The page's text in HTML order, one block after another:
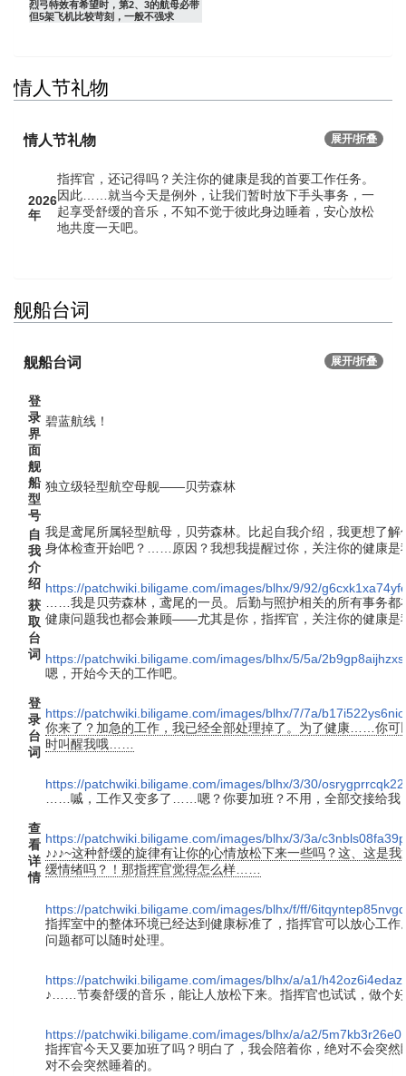
烈弓特效有希望时，第2、3的航母必带
但5架飞机比较苛刻，一般不强求
情人节礼物
情人节礼物 展开/折叠
2026
年
指挥官，还记得吗？关注你的健康是我的首要工作任务。
因此……就当今天是例外，让我们暂时放下手头事务，一
起享受舒缓的音乐，不知不觉于彼此身边睡着，安心放松
地共度一天吧。
舰船台词
舰船台词 展开/折叠
登
录
界
面
碧蓝航线！
舰
船
型
号
独立级轻型航空母舰——贝劳森林
自
我
介
绍
我是鸢尾所属轻型航母，贝劳森林。比起自我介绍，我更想了
身体检查开始吧？……原因？我想我提醒过你，关注你的健康是
https://patchwiki.biligame.com/images/blhx/9/92/
获
取
台
词
……我是贝劳森林，鸢尾的一员。后勤与照护相关的所有事务都
健康问题我也都会兼顾——尤其是你，指挥官，关注你的健康是
https://patchwiki.biligame.com/images/blhx/5/5a/
登
录
台
词
嗯，开始今天的工作吧。
https://patchwiki.biligame.com/images/blhx/7/7a/
你来了？加急的工作，我已经全部处理掉了。为了健康……你可
时叫醒我哦……
https://patchwiki.biligame.com/images/blhx/3/30/
查
看
详
情
……嘁，工作又变多了……嗯？你要加班？不用，全部交接给我
https://patchwiki.biligame.com/images/blhx/3/3a/
♪♪♪~这种舒缓的旋律有让你的心情放松下来一些吗？这、这是
缓情绪吗？！那指挥官觉得怎么样……
https://patchwiki.biligame.com/images/blhx/f/ff/
指挥室中的整体环境已经达到健康标准了，指挥官可以放心工
问题都可以随时处理。
https://patchwiki.biligame.com/images/blhx/a/a1/
♪……节奏舒缓的音乐，能让人放松下来。指挥官也试试，做个
https://patchwiki.biligame.com/images/blhx/a/a2/
指挥官今天又要加班了吗？明白了，我会陪着你，绝对不会
对不会突然睡着的。